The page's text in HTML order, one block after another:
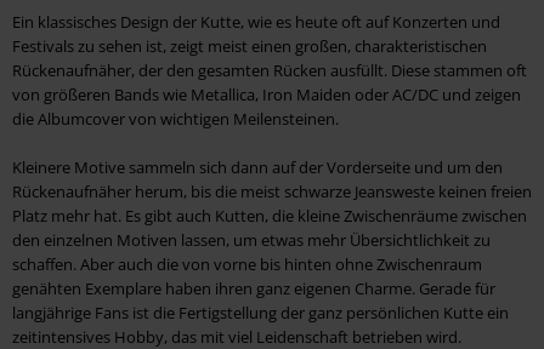
Ein klassisches Design der Kutte, wie es heute oft auf Konzerten und
Festivals zu sehen ist, zeigt meist einen großen, charakteristischen
Rückenaufnäher, der den gesamten Rücken ausfüllt. Diese stammen oft
von größeren Bands wie Metallica, Iron Maiden oder AC/DC und zeigen
die Albumcover von wichtigen Meilensteinen.
Kleinere Motive sammeln sich dann auf der Vorderseite und um den
Rückenaufnäher herum, bis die meist schwarze Jeansweste keinen freien
Platz mehr hat. Es gibt auch Kutten, die kleine Zwischenräume zwischen
den einzelnen Motiven lassen, um etwas mehr Übersichtlichkeit zu
schaffen. Aber auch die von vorne bis hinten ohne Zwischenraum
genähten Exemplare haben ihren ganz eigenen Charme. Gerade für
langjährige Fans ist die Fertigstellung der ganz persönlichen Kutte ein
zeitintensives Hobby, das mit viel Leidenschaft betrieben wird.